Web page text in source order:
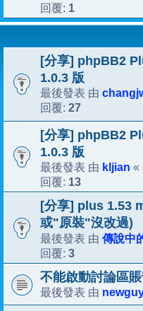
回覆: 1
[分享] phpBB2
1.0.3 版
最後發表 由
回覆: 27
[分享] phpBB2
1.0.3 版
最後發表 由 kljian «
回覆: 13
[分享] plus 1.53
或"原裝"沒改過)
最後發表 由 傳說中
回覆: 3
不能啟動討論區
最後發表 由